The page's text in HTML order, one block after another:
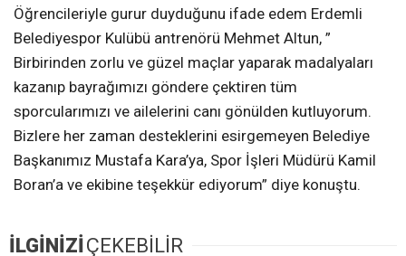
Öğrencileriyle gurur duyduğunu ifade edem Erdemli
Belediyespor Kulübü antrenörü Mehmet Altun, ”
Birbirinden zorlu ve güzel maçlar yaparak madalyaları
kazanıp bayrağımızı göndere çektiren tüm
sporcularımızı ve ailelerini canı gönülden kutluyorum.
Bizlere her zaman desteklerini esirgemeyen Belediye
Başkanımız Mustafa Kara’ya, Spor İşleri Müdürü Kamil
Boran’a ve ekibine teşekkür ediyorum” diye konuştu.
İLGİNİZİÇEKEBİLİR